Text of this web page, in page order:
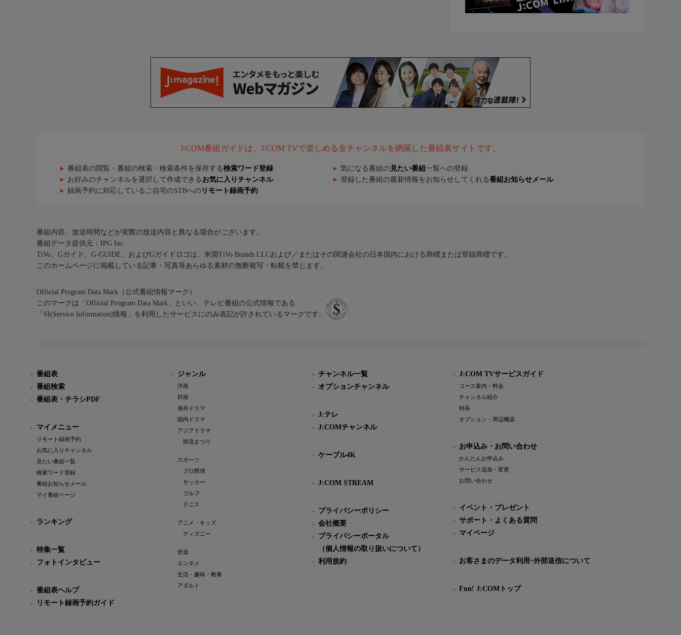
J:COM番組ガイドは、J:COM TVで楽しめる全チャンネルを網羅した番組表サイトです。
番組表の閲覧・番組の検索・検索条件を保存する検索ワード登録 気になる番組の 見たい番組 一覧への登録
お好みのチャンネルを選択して作成できる お気に入りチャンネル 登録した番組の最新情報をお知らせしてくれる番組お知らせメール
録画予約に対応しているご自宅のSTBへの リモート録画予約
番組内容、放送時間などが実際の放送内容と異なる場合がございます。
番組データ提供元：IPG Inc.
TiVo、Gガイド、G-GUIDE、およびGガイドロゴは、米国TiVo Brands LLCおよび／またはその関連会社の日本国内における商標または登録商標です。
このホームページに掲載している記事・写真等あらゆる素材の無断複写・転載を禁じます。
Official Program Data Mark（公式番組情報マーク）
このマークは「Official Program Data Mark」といい、テレビ番組の公式情報である
「SI(Service Information)情報」を利用したサービスにのみ表記が許されているマークです。
番組表
番組検索
番組表・チラシPDF
マイメニュー
リモート録画予約
お気に入りチャンネル
見たい番組一覧
検索ワード登録
番組お知らせメール
マイ番組ページ
ランキング
特集一覧
フォトインタビュー
番組表ヘルプ
リモート録画予約ガイド
ジャンル
洋画
邦画
海外ドラマ
国内ドラマ
アジアドラマ
韓流まつり
スポーツ
プロ野球
サッカー
ゴルフ
テニス
アニメ・キッズ
ディズニー
音楽
エンタメ
生活・趣味・教養
アダルト
チャンネル一覧
オプションチャンネル
J:テレ
J:COMチャンネル
ケーブル4K
J:COM STREAM
プライバシーポリシー
会社概要
プライバシーポータル
（個人情報の取り扱いについて）
利用規約
J:COM TVサービスガイド
コース案内・料金
チャンネル紹介
特長
オプション・周辺機器
お申込み・お問い合わせ
かんたんお申込み
サービス追加・変更
お問い合わせ
イベント・プレゼント
サポート・よくある質問
マイページ
お客さまのデータ利用･外部送信について
Fun! J:COMトップ